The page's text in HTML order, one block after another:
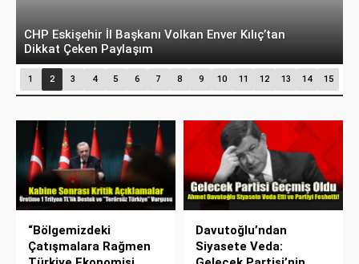
MHP’den Köprübaşı’ndaki Şantiye Alanına Tepki:
"Kaldırım Vatandaşın, Yol Araçlarındır"
1 2 3 4 5 6 7 8 9 10 11 12 13 14 15
“Bölgemizdeki
Çatışmalara Rağmen
Davutoğlu’ndan
Siyasete Veda: